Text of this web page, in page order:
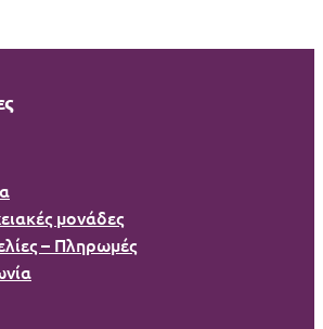
μονάδες
– Πληρωμές